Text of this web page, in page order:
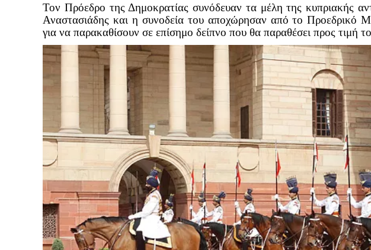
Τον Πρόεδρο της Δημοκρατίας συνόδευαν τα μέλη της κυπριακής
Αναστασιάδης και η συνοδεία του αποχώρησαν από το Προεδρικό
για να παρακαθίσουν σε επίσημο δείπνο που θα παραθέσει προς τιμή